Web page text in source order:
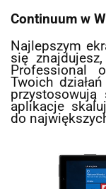
Continuum w
Najlepszym
się
Professional
Twoich
aplikacje
do